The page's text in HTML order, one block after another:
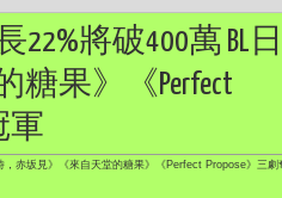
22%將破400萬 BL
糖果》《Perfect
軍
赤坂見》《來自天堂的糖果》《Perfect Propose》三劇